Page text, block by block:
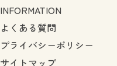
INFORMATION
よくある質問
プライバシーポリシー
サイトマップ